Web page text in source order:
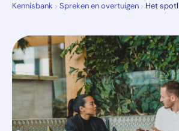
Kennisbank Spreken en overtuigen Het